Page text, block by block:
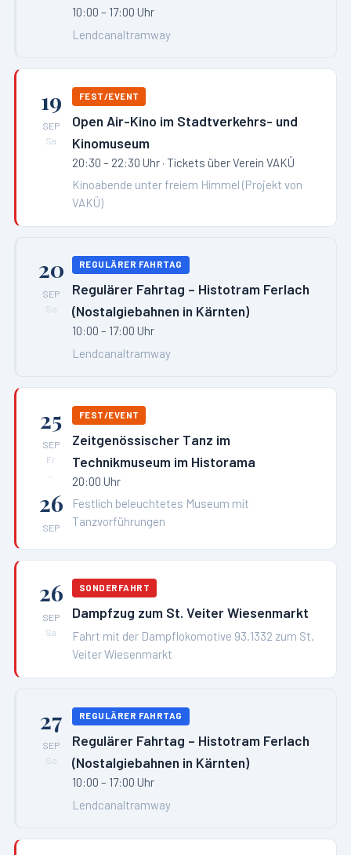
10:00 – 17:00 Uhr
Lendcanaltramway
19
SEP
Sa
FEST/EVENT
Open Air-Kino im Stadtverkehrs- und
Kinomuseum
20:30 – 22:30 Uhr · Tickets über Verein VAKÜ
Kinoabende unter freiem Himmel (Projekt von
VAKÜ)
20
SEP
So
REGULÄRER FAHRTAG
Regulärer Fahrtag – Histotram Ferlach
(Nostalgiebahnen in Kärnten)
10:00 – 17:00 Uhr
Lendcanaltramway
25
SEP
Fr
–
26
SEP
FEST/EVENT
Zeitgenössischer Tanz im
Technikmuseum im Historama
20:00 Uhr
Festlich beleuchtetes Museum mit
Tanzvorführungen
26
SEP
Sa
SONDERFAHRT
Dampfzug zum St. Veiter Wiesenmarkt
Fahrt mit der Dampflokomotive 93.1332 zum St.
Veiter Wiesenmarkt
27
SEP
So
REGULÄRER FAHRTAG
Regulärer Fahrtag – Histotram Ferlach
(Nostalgiebahnen in Kärnten)
10:00 – 17:00 Uhr
Lendcanaltramway